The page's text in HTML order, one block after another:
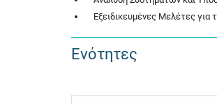
Εξειδικευμένες Μελέτες για
Ενότητες